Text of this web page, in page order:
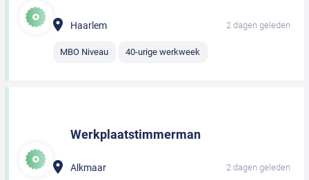
Haarlem 2 dagen geleden
MBO Niveau 40-urige werkweek
Werkplaatstimmerman
Alkmaar 2 dagen geleden